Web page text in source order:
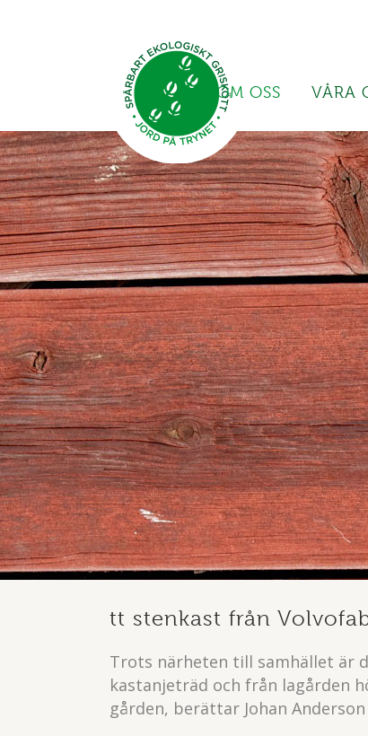
OM OSS VÅRA
tt stenkast från
Trots närheten till samhället är
kastanjeträd och från lagården
gården, berättar Johan